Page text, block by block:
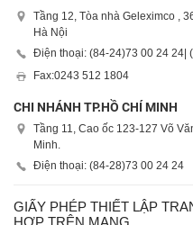
Tầng 12, Tòa nhà Geleximco ,
Hà Nội
Điện thoại: (84-24)73 00 24 24
Fax:0243 512 1804
CHI NHÁNH TP.HỒ CHÍ MINH
Tầng 11, Cao ốc 123-127 Võ
Minh.
Điện thoại: (84-28)73 00 24 24
GIẤY PHÉP THIẾT LẬP
HỢP TRÊN MẠNG.